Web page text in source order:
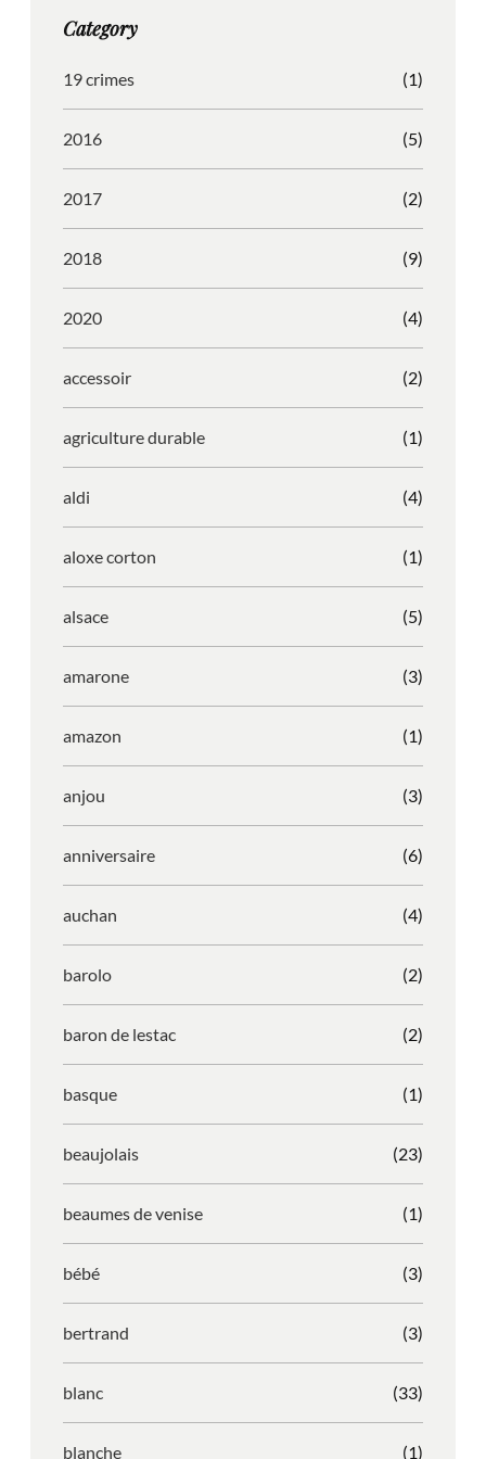
r
m
o
Category
19 crimes (1)
2016 (5)
2017 (2)
2018 (9)
2020 (4)
accessoir (2)
agriculture durable (1)
aldi (4)
aloxe corton (1)
alsace (5)
amarone (3)
amazon (1)
anjou (3)
anniversaire (6)
auchan (4)
barolo (2)
baron de lestac (2)
basque (1)
beaujolais (23)
beaumes de venise (1)
bébé (3)
bertrand (3)
blanc (33)
blanche (1)